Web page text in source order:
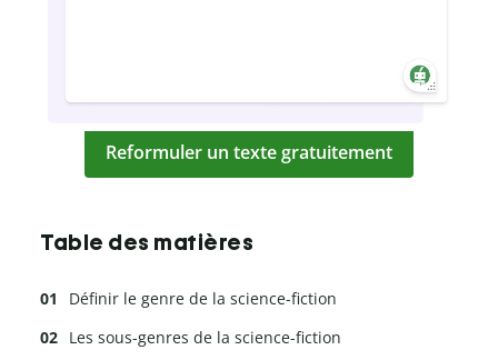
Reformuler un texte gratuitement
Table des matières
Définir le genre de la science-fiction
Les sous-genres de la science-fiction